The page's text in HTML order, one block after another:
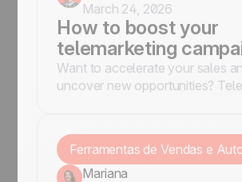
March 24, 2026
How to boost your
telemarketing
Want to accelerate your sales
uncover new opportunities?
and endless forms.
Ferramentas de Vendas e
Mariana